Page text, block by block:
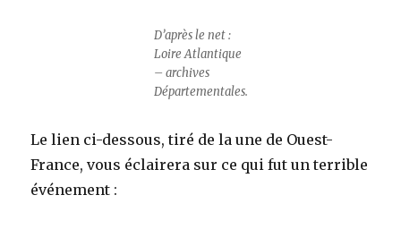
D’après le net :
Loire Atlantique
– archives
Départementales.
Le lien ci-dessous, tiré de la une de Ouest-
France, vous éclairera sur ce qui fut un terrible
événement :